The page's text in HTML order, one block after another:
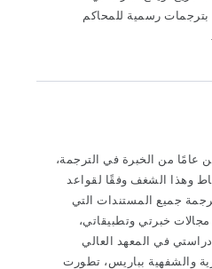
بترجمات رسمية للمحاكم
عامًا من الخبرة في الترجمة،
وهذا الشغف وفقًا لقواعد
جميع المستندات التي
خبرتي وتطبيقاتي،
في المعهد العالي
والشفهية بباريس، تطورت